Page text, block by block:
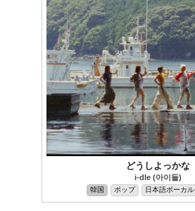
どうしよっかな
i-dle (아이들)
韓国 ポップ 日本語ボーカル